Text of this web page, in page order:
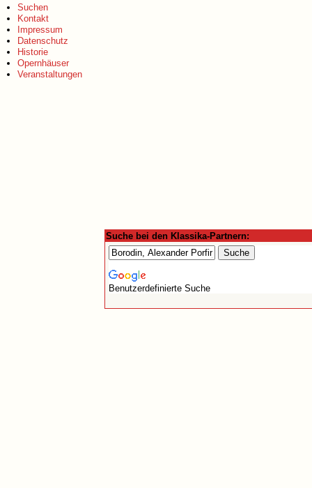
Suchen
Kontakt
Impressum
Datenschutz
Historie
Opernhäuser
Veranstaltungen
Suche bei den Klassika-Partnern:
Benutzerdefinierte Suche